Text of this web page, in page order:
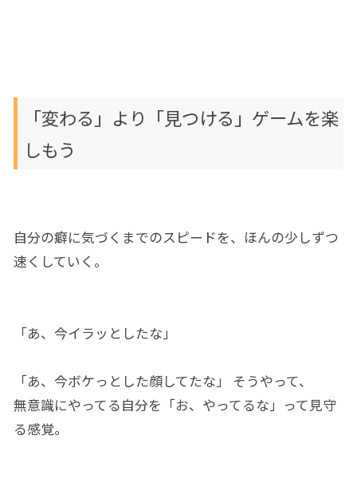
「変わる」より「見つける」ゲームを楽
しもう
自分の癖に気づくまでのスピードを、ほんの少しずつ
速くしていく。
「あ、今イラッとしたな」
「あ、今ボケっとした顔してたな」 そうやって、
無意識にやってる自分を「お、やってるな」って見守
る感覚。